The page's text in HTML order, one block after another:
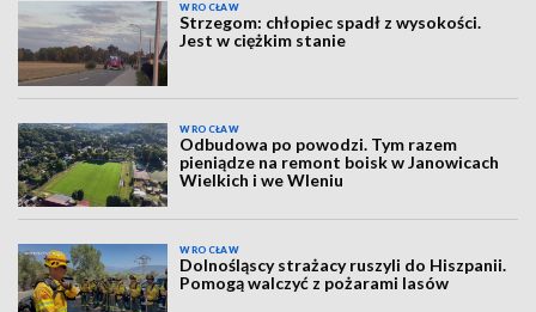
WROCŁAW
Strzegom: chłopiec spadł z wysokości.
Jest w ciężkim stanie
WROCŁAW
Odbudowa po powodzi. Tym razem
pieniądze na remont boisk w Janowicach
Wielkich i we Wleniu
WROCŁAW
Dolnośląscy strażacy ruszyli do Hiszpanii.
Pomogą walczyć z pożarami lasów